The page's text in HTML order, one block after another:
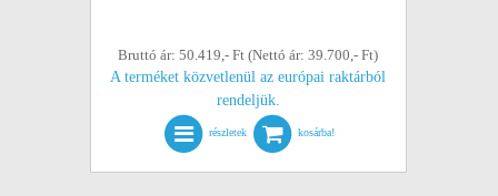
Bruttó ár: 50.419,- Ft (Nettó ár: 39.700,- Ft)
A terméket közvetlenül az európai raktárból
rendeljük.
részletek kosárba!